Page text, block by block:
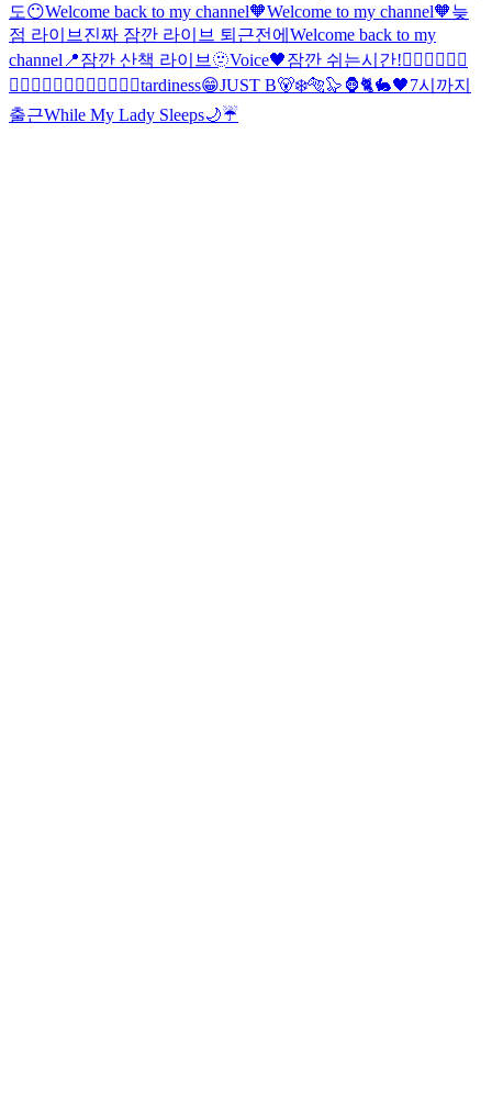
도😶Welcome back to my channel🧡Welcome to my channel🧡늦
점 라이브 진짜 잠깐 라이브 퇴근전에 Welcome back to my
channel📍잠깐 산책 라이브 🫥Voice🖤잠깐 쉬는시간!🧙‍♂️🧙‍♂️🧙‍♂️
🧙‍♂️🧙‍♂️🧙‍♂️🧙‍♂️🧙‍♂️🧙‍♂️tardiness😁JUST B🐻‍❄️🐅🦭🦍🐈🐇🖤7시까지
출근While My Lady Sleeps🌙☔